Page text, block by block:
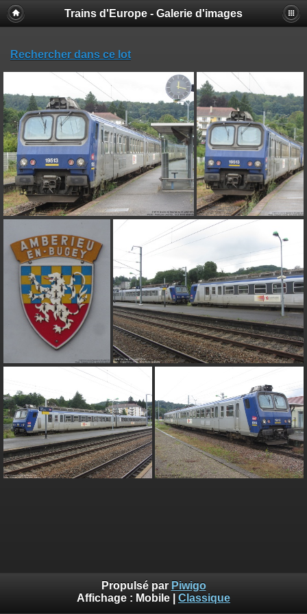
Trains d'Europe - Galerie d'images
Rechercher dans ce lot
Propulsé par Piwigo
Affichage : Mobile Classique